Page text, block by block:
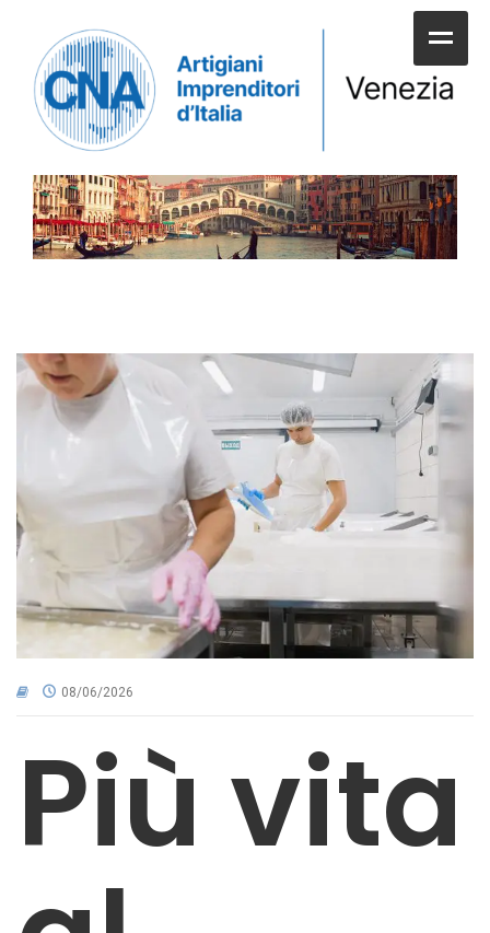
HOME
SERVIZI ALLE IMPRESE
APPUNTAMENTI E NEWS
SPORTELLI
CNA NEL TERRITORIO
08/06/2026
Più vita